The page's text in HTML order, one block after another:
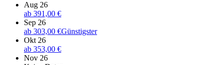
Aug 26
ab 391,00 €
Sep 26
ab 303,00 €Günstigster
Okt 26
ab 353,00 €
Nov 26